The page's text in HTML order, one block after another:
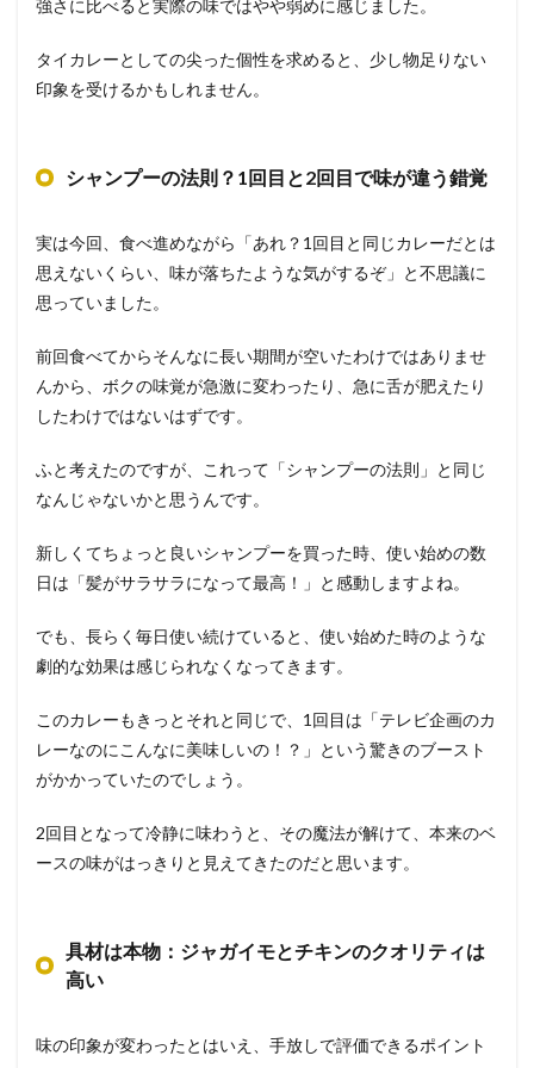
強さに比べると実際の味ではやや弱めに感じました。
タイカレーとしての尖った個性を求めると、少し物足りない
印象を受けるかもしれません。
シャンプーの法則？1回目と2回目で味が違う錯覚
実は今回、食べ進めながら「あれ？1回目と同じカレーだとは
思えないくらい、味が落ちたような気がするぞ」と不思議に
思っていました。
前回食べてからそんなに長い期間が空いたわけではありませ
んから、ボクの味覚が急激に変わったり、急に舌が肥えたり
したわけではないはずです。
ふと考えたのですが、これって「シャンプーの法則」と同じ
なんじゃないかと思うんです。
新しくてちょっと良いシャンプーを買った時、使い始めの数
日は「髪がサラサラになって最高！」と感動しますよね。
でも、長らく毎日使い続けていると、使い始めた時のような
劇的な効果は感じられなくなってきます。
このカレーもきっとそれと同じで、1回目は「テレビ企画のカ
レーなのにこんなに美味しいの！？」という驚きのブースト
がかかっていたのでしょう。
2回目となって冷静に味わうと、その魔法が解けて、本来のベ
ースの味がはっきりと見えてきたのだと思います。
具材は本物：ジャガイモとチキンのクオリティは
高い
味の印象が変わったとはいえ、手放しで評価できるポイント